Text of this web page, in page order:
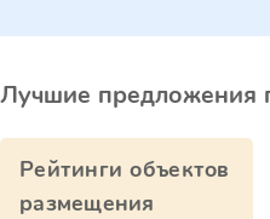
Лучшие предложения
Рейтинги объектов
размещения